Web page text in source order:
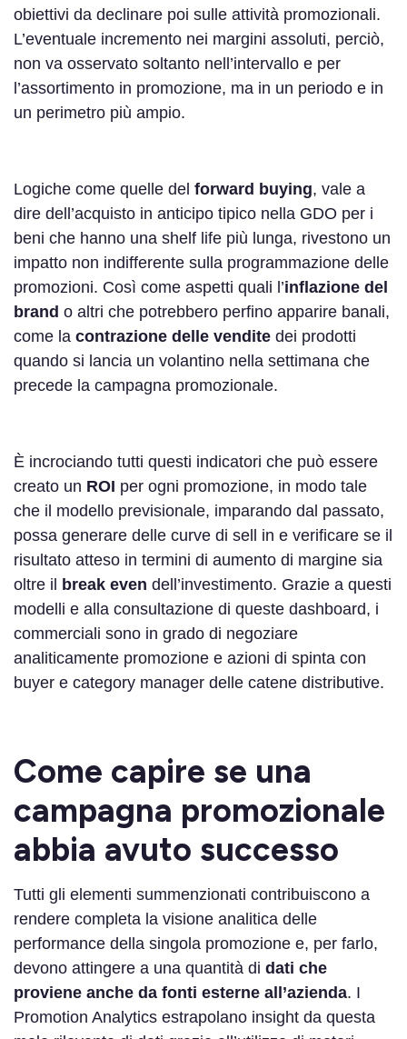
obiettivi da declinare poi sulle attività promozionali.
L’eventuale incremento nei margini assoluti, perciò,
non va osservato soltanto nell’intervallo e per
l’assortimento in promozione, ma in un periodo e in
un perimetro più ampio.
Logiche come quelle del forward buying, vale a
dire dell’acquisto in anticipo tipico nella GDO per i
beni che hanno una shelf life più lunga, rivestono un
impatto non indifferente sulla programmazione delle
promozioni. Così come aspetti quali l’inflazione del
brand o altri che potrebbero perfino apparire banali,
come la contrazione delle vendite dei prodotti
quando si lancia un volantino nella settimana che
precede la campagna promozionale.
È incrociando tutti questi indicatori che può essere
creato un ROI per ogni promozione, in modo tale
che il modello previsionale, imparando dal passato,
possa generare delle curve di sell in e verificare se il
risultato atteso in termini di aumento di margine sia
oltre il break even dell’investimento. Grazie a questi
modelli e alla consultazione di queste dashboard, i
commerciali sono in grado di negoziare
analiticamente promozione e azioni di spinta con
buyer e category manager delle catene distributive.
Come capire se una
campagna promozionale
abbia avuto successo
Tutti gli elementi summenzionati contribuiscono a
rendere completa la visione analitica delle
performance della singola promozione e, per farlo,
devono attingere a una quantità di dati che
proviene anche da fonti esterne all’azienda. I
Promotion Analytics estrapolano insight da questa